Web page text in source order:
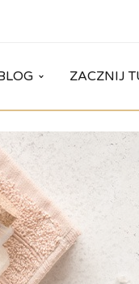
ZACZNIJ